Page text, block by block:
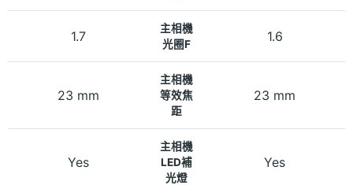
1.7
主相機
光圈F
1.6
23 mm
主相機
等效焦
距
23 mm
Yes
主相機
LED補
光燈
Yes